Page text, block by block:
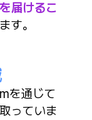
届けるこ
す。
を通じて
っていま